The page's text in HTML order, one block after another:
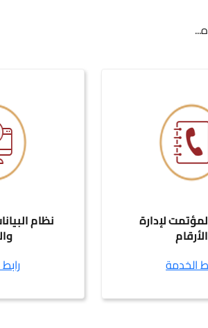
لإدارة
الأرقام
الخدمة
نظام